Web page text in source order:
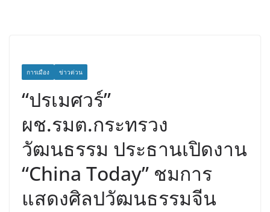
การเมือง ข่าวด่วน
“ปรเมศวร์”
ผช.รมต.กระทรวง
วัฒนธรรม ประธานเปิดงาน
“China Today” ชมการ
แสดงศิลปวัฒนธรรมจีน